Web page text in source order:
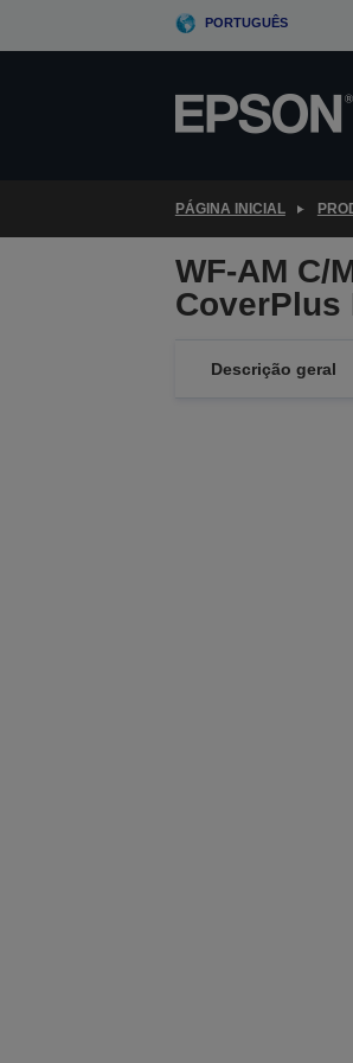
PORTUGUÊS
PÁGINA INICIAL
WF-AM C/
CoverPlus
Descrição geral